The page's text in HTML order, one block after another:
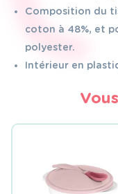
Composition du
coton à 48%, et
polyester.
Intérieur en